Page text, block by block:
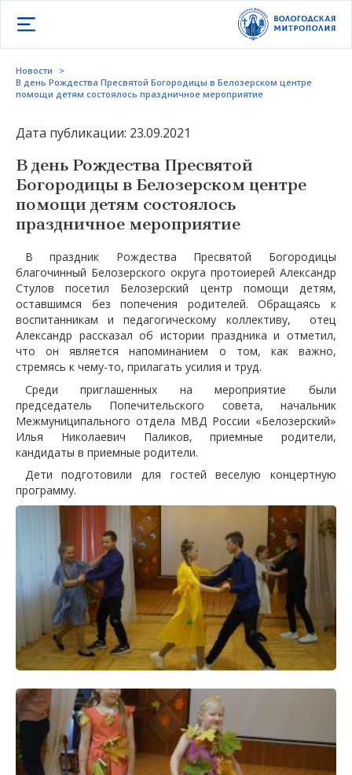
Открыть меню
Новости
>
В день Рождества Пресвятой Богородицы в Белозерском центре
помощи детям состоялось праздничное мероприятие
Дата публикации: 23.09.2021
В день Рождества Пресвятой
Богородицы в Белозерском центре
помощи детям состоялось
праздничное мероприятие
В праздник Рождества Пресвятой Богородицы
благочинный Белозерского округа протоиерей Александр
Стулов посетил Белозерский центр помощи детям,
оставшимся без попечения родителей. Обращаясь к
воспитанникам и педагогическому коллективу, отец
Александр рассказал об истории праздника и отметил,
что он является напоминанием о том, как важно,
стремясь к чему-то, прилагать усилия и труд.
Среди приглашенных на мероприятие были
председатель Попечительского совета, начальник
Межмуниципального отдела МВД России «Белозерский»
Илья Николаевич Паликов, приемные родители,
кандидаты в приемные родители.
Дети подготовили для гостей веселую концертную
программу.